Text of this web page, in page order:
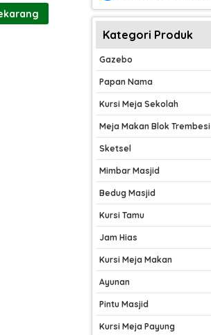
Kategori Produk
Gazebo
Papan Nama
Kursi Meja Sekolah
Meja Makan Blok Trembesi
Sketsel
Mimbar Masjid
Bedug Masjid
Kursi Tamu
Jam Hias
Kursi Meja Makan
Ayunan
Pintu Masjid
Kursi Meja Payung